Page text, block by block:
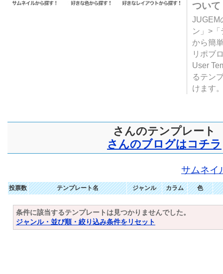
ついて
JUGEM
ン」>
から簡
リポブ
User
るテン
けます
さんのテンプレート
さんのブログはコチラ
サムネイ
投票数 テンプレート名 ジャンル カラム 色
条件に該当するテンプレートは見つかりませんでした。
ジャンル・並び順・絞り込み条件をリセット